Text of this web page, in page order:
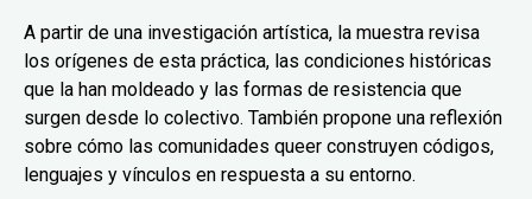
A partir de una investigación artística, la muestra revisa
los orígenes de esta práctica, las condiciones históricas
que la han moldeado y las formas de resistencia que
surgen desde lo colectivo. También propone una reflexión
sobre cómo las comunidades queer construyen códigos,
lenguajes y vínculos en respuesta a su entorno.